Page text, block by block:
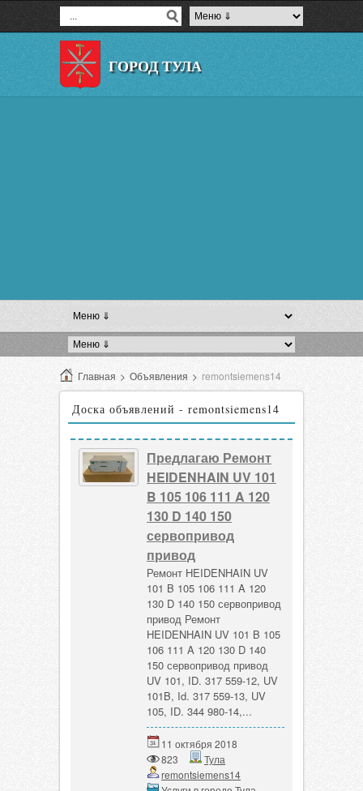
ГОРОД ТУЛА
Главная > Объявления > remontsiemens14
Доска объявлений - remontsiemens14
Предлагаю Ремонт
HEIDENHAIN UV 101
B 105 106 111 A 120
130 D 140 150
сервопривод
привод
Ремонт HEIDENHAIN UV
101 B 105 106 111 A 120
130 D 140 150 сервопривод
привод Ремонт
HEIDENHAIN UV 101 B 105
106 111 A 120 130 D 140
150 сервопривод привод
UV 101, ID. 317 559-12, UV
101B, Id. 317 559-13, UV
105, ID. 344 980-14,...
11 октября 2018
823
Тула
remontsiemens14